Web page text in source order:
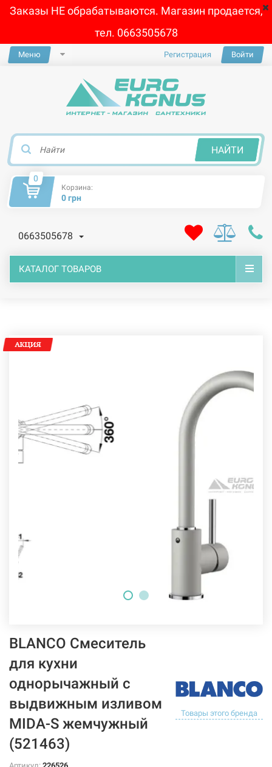
Заказы НЕ обрабатываются. Магазин продается,
тел. 0663505678
Меню Регистрация Войти
НАЙТИ
0
Корзина:
0 грн
0663505678
КАТАЛОГ ТОВАРОВ
BLANCO Смеситель
для кухни
однорычажный с
выдвижным изливом
MIDA-S жемчужный
(521463)
Товары этого бренда